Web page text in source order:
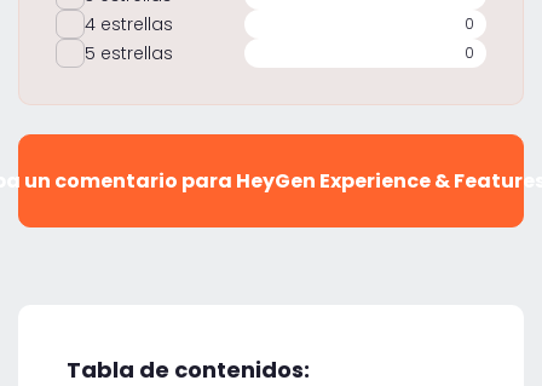
4 estrellas 0
5 estrellas 0
un comentario para HeyGen Experience &
Tabla de contenidos: